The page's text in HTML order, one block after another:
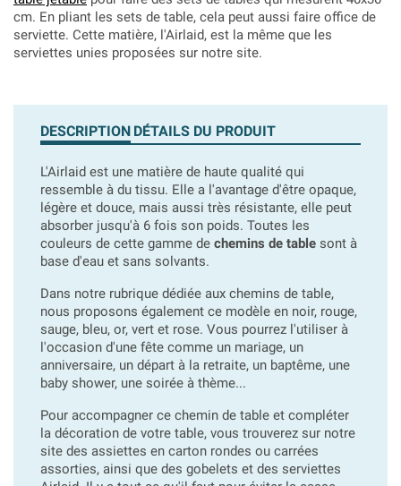
cm. En pliant les sets de table, cela peut aussi faire office de
serviette. Cette matière, l'Airlaid, est la même que les
serviettes unies proposées sur notre site.
DESCRIPTION DÉTAILS DU PRODUIT
L'Airlaid est une matière de haute qualité qui
ressemble à du tissu. Elle a l'avantage d'être opaque,
légère et douce, mais aussi très résistante, elle peut
absorber jusqu'à 6 fois son poids. Toutes les
couleurs de cette gamme de chemins de table sont à
base d'eau et sans solvants.
Dans notre rubrique dédiée aux chemins de table,
nous proposons également ce modèle en noir, rouge,
sauge, bleu, or, vert et rose. Vous pourrez l'utiliser à
l'occasion d'une fête comme un mariage, un
anniversaire, un départ à la retraite, un baptême, une
baby shower, une soirée à thème...
Pour accompagner ce chemin de table et compléter
la décoration de votre table, vous trouverez sur notre
site des assiettes en carton rondes ou carrées
assorties, ainsi que des gobelets et des serviettes